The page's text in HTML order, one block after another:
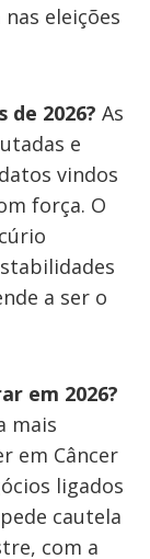
eleições
de 2026? As
e
vindos
força. O
a ser o
em 2026?
mais
em Câncer
ligados
cautela
com a